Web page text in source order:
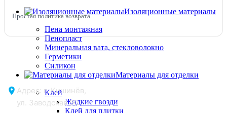
Изоляционные материалы
Пена монтажная
Пенопласт
Минеральная вата, стекловолокно
Герметики
Силикон
Материалы для отделки
Клей
Жидкие гвозди
Клей для плитки
Простая политика возврата
Адрес: г. Кишинёв,
ул. Заводская 90